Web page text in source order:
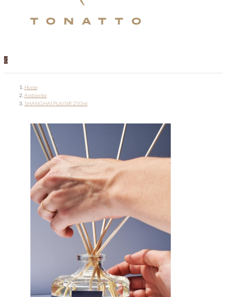
0
Home
Ambiente
SHANGHAI PLAISIR 250ml